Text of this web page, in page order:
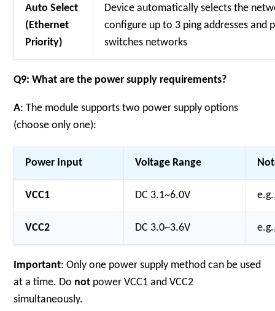
Auto Select
(Ethernet
Priority)
Device automatically selects the
configure up to 3 ping addresses
switches networks
Q9: What are the power supply requirements?
A: The module supports two power supply options
(choose only one):
Power Input Voltage Range
VCC1 DC 3.1~6.0V
VCC2 DC 3.0~3.6V
Important: Only one power supply method can be used
at a time. Do not power VCC1 and VCC2
simultaneously.